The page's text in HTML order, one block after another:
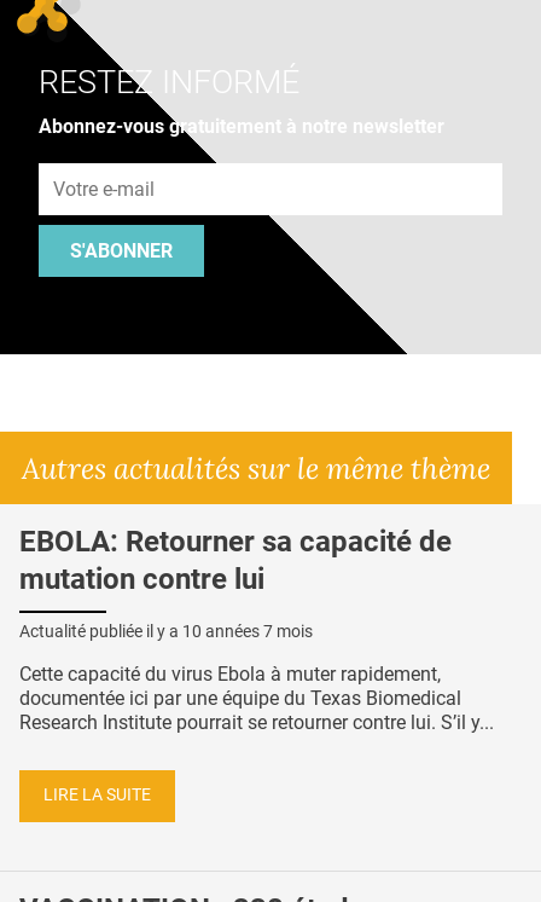
RESTEZ INFORMÉ
Abonnez-vous gratuitement à notre newsletter
S'ABONNER
Autres actualités sur le même thème
EBOLA: Retourner sa capacité de
mutation contre lui
Actualité publiée il y a 10 années 7 mois
Cette capacité du virus Ebola à muter rapidement,
documentée ici par une équipe du Texas Biomedical
Research Institute pourrait se retourner contre lui. S’il y...
LIRE LA SUITE